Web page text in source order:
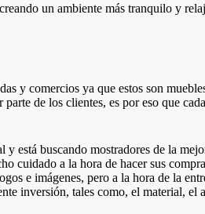
un ambiente más tranquilo y
y comercios ya que estos son
de los clientes, es por eso que
está buscando mostradores de la
cuidado a la hora de hacer sus
e imágenes, pero a la hora de la
inversión, tales como, el material, el